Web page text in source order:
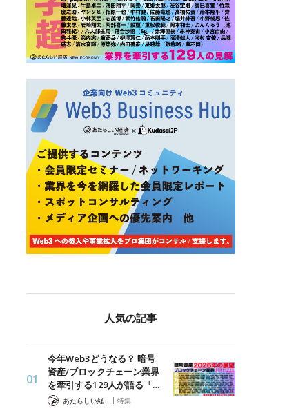
人気の記事
今年Web3どうなる？ 暗号
資産/ブロックチェーン業界
を牽引する129人が語る「…
| 特集